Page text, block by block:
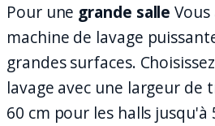
Pour une grande salle
machine de lavage
grandes surfaces.
lavage avec une largeur de
60 cm pour les halls jusqu'à